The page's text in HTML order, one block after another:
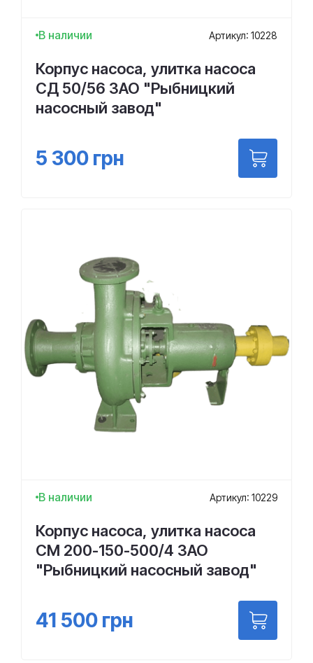
В наличии Артикул: 10228
Корпус насоса, улитка насоса
СД 50/56 ЗАО "Рыбницкий
насосный завод"
5 300 грн
В наличии Артикул: 10229
Корпус насоса, улитка насоса
СМ 200-150-500/4 ЗАО
"Рыбницкий насосный завод"
41 500 грн